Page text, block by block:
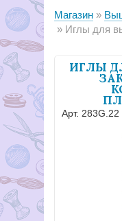
Магазин
Иглы для
ИГЛЫ
Арт. 283G.22